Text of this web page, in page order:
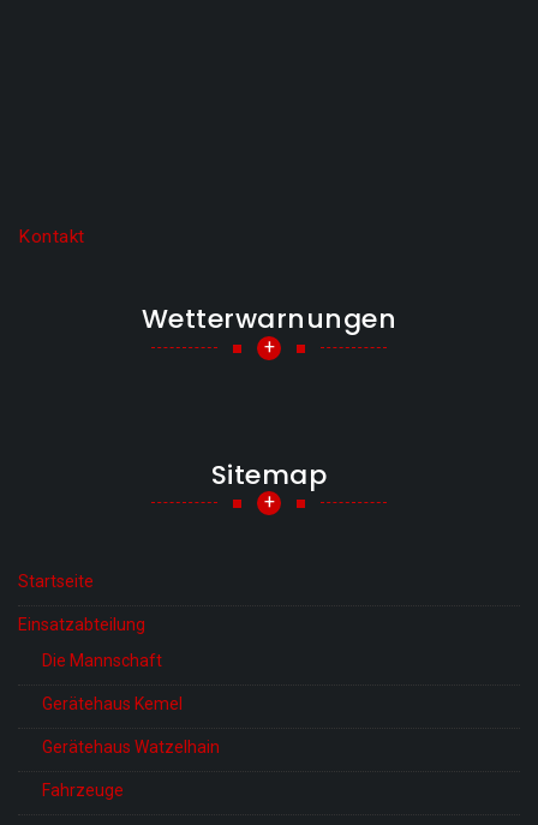
Kontakt
Wetterwarnungen
+
Sitemap
+
Startseite
Einsatzabteilung
Die Mannschaft
Gerätehaus Kemel
Gerätehaus Watzelhain
Fahrzeuge